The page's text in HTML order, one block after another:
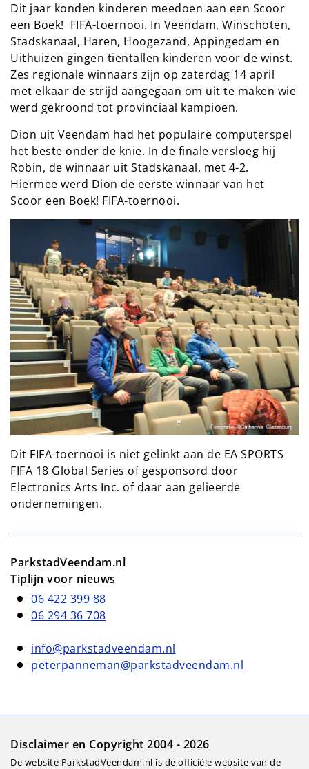
Dit jaar konden kinderen meedoen aan een Scoor
een Boek! FIFA-toernooi. In Veendam, Winschoten,
Stadskanaal, Haren, Hoogezand, Appingedam en
Uithuizen gingen tientallen kinderen voor de winst.
Zes regionale winnaars zijn op zaterdag 14 april
met elkaar de strijd aangegaan om uit te maken wie
werd gekroond tot provinciaal kampioen.
Dion uit Veendam had het populaire computerspel
het beste onder de knie. In de finale versloeg hij
Robin, de winnaar uit Stadskanaal, met 4-2.
Hiermee werd Dion de eerste winnaar van het
Scoor een Boek! FIFA-toernooi.
Dit FIFA-toernooi is niet gelinkt aan de EA SPORTS
FIFA 18 Global Series of gesponsord door
Electronics Arts Inc. of daar aan gelieerde
ondernemingen.
ParkstadVeendam.nl
Tiplijn voor nieuws
06 422 399 88
06 294 36 708
info@parkstadveendam.nl
peterpanneman@parkstadveendam.nl
Disclaimer en Copyright 2004 - 2026
De website ParkstadVeendam.nl is de officiële website van de